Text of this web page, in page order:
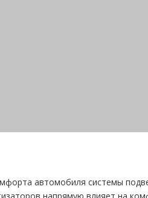
автомобиля системы